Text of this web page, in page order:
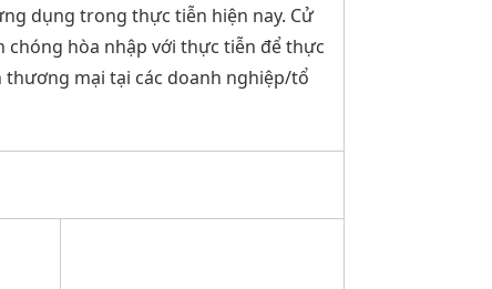
dụng trong thực tiễn hiện nay. Cử
chóng hòa nhập với thực tiễn để thực
mại tại các doanh nghiệp/tổ